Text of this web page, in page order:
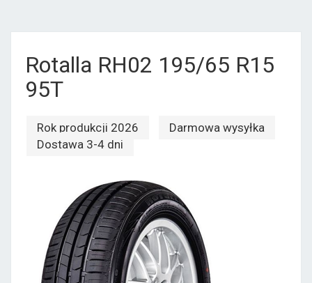
Rotalla RH02 195/65 R15
95T
Rok produkcji 2026
Darmowa wysyłka
Dostawa 3-4 dni